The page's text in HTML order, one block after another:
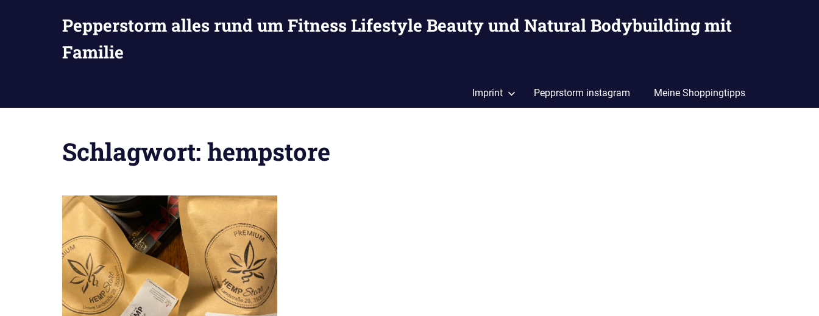
Pepperstorm alles rund um Fitness Lifestyle Beauty und Natural Bodybuilding mit
Familie
Imprint Pepprstorm instagram Meine Shoppingtipps
Schlagwort: hempstore